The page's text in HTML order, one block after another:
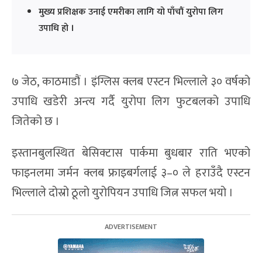
मुख्य प्रशिक्षक उनाई एमरीका लागि यो पाँचौं युरोपा लिग
उपाधि हो ।
७ जेठ, काठमाडौं । इंग्लिस क्लब एस्टन भिल्लाले ३० वर्षको
उपाधि खडेरी अन्त्य गर्दै युरोपा लिग फुटबलको उपाधि
जितेको छ ।
इस्तानबुलस्थित बेसिक्टास पार्कमा बुधबार राति भएको
फाइनलमा जर्मन क्लब फ्राइबर्गलाई ३–० ले हराउँदै एस्टन
भिल्लाले दोस्रो ठूलो युरोपियन उपाधि जित्न सफल भयो ।